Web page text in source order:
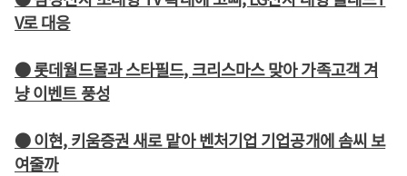
V로 대응
● 롯데월드몰과 스타필드, 크리스마스 맞아 가족고객 겨
냥 이벤트 풍성
● 이현, 키움증권 새로 맡아 벤처기업 기업공개에 솜씨 보
여줄까